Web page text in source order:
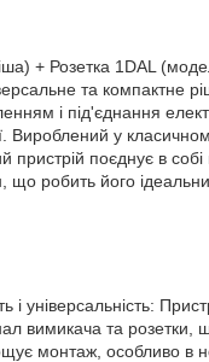
+ Розетка 1DAL
та компактне
і під'єднання
Вироблений у
пристрій поєднує в собі
що робить його
і універсальність:
вимикача та розетки,
монтаж, особливо в